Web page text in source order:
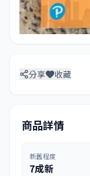
分享 收藏
商品詳情
新舊程度
7成新